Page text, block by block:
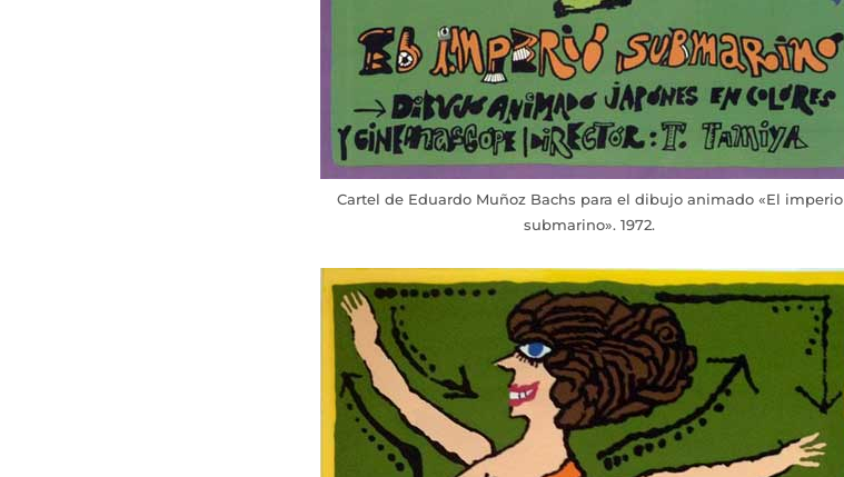
Cartel de Eduardo Muñoz Bachs para el dibujo animado «El imperio
submarino». 1972.